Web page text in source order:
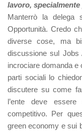
lavoro,
Manterrò la delega
Opportunità. Credo
diverse cose, ma
discussione sul
incrociare domanda e
parti sociali lo
discutere su come
l’ente deve
competitivo. Per
green economy e sui